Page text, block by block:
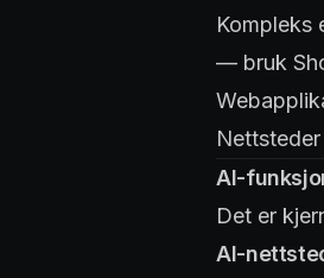
Kompleks
— bruk
AI-
Det er
AI-